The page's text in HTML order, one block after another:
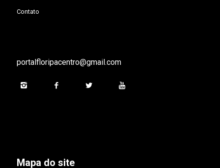
Contato
portalfloripacentro@gmail.com
Mapa do site